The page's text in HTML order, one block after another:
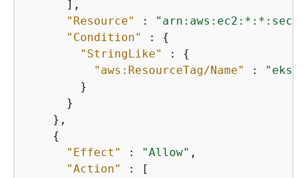
      ],
"Resource"
:
"Condition"
: {
"StringLike"
: {
"aws:ResourceTag/Name"
:
"eks-
        }
      }
    },
{
"Effect"
: "Allow" ,
"Action"
: [